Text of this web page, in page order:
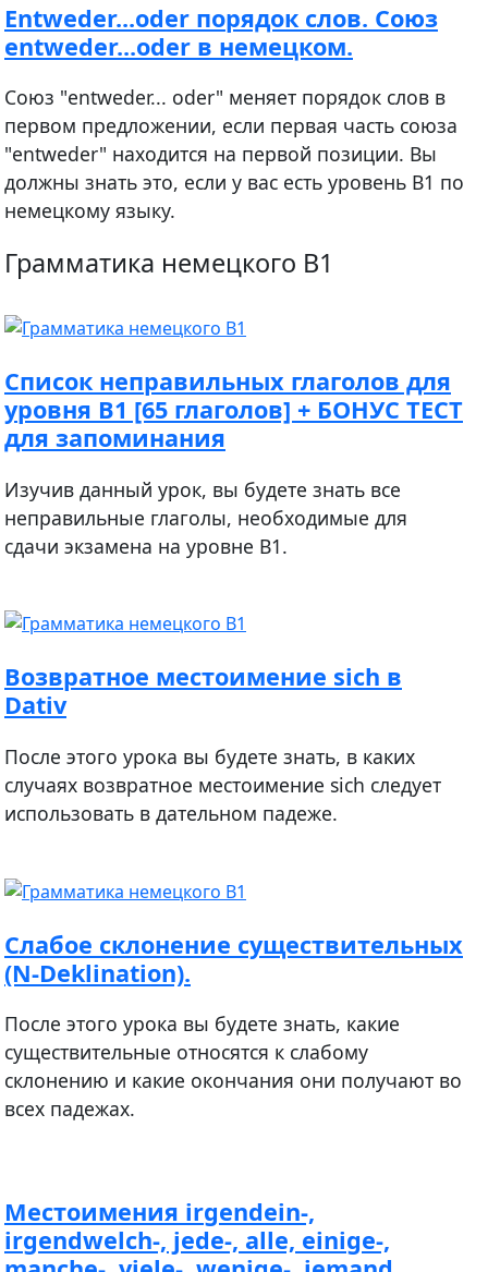
Entweder...oder порядок слов. Союз
entweder...oder в немецком.
Союз "entweder... oder" меняет порядок слов в
первом предложении, если первая часть союза
"entweder" находится на первой позиции. Вы
должны знать это, если у вас есть уровень В1 по
немецкому языку.
Грамматика немецкого B1
Список неправильных глаголов для
уровня В1 [65 глаголов] + БОНУС ТЕСТ
для запоминания
Изучив данный урок, вы будете знать все
неправильные глаголы, необходимые для
сдачи экзамена на уровне B1.
Возвратное местоимение sich в
Dativ
После этого урока вы будете знать, в каких
случаях возвратное местоимение sich следует
использовать в дательном падеже.
Cлабое склонение существительных
(N-Deklination).
После этого урока вы будете знать, какие
существительные относятся к слабому
склонению и какие окончания они получают во
всех падежах.
Местоимения irgendein-,
irgendwelch-, jede-, alle, einige-,